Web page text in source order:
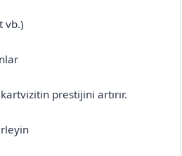
vb.)
kartvizitin prestijini artırır.